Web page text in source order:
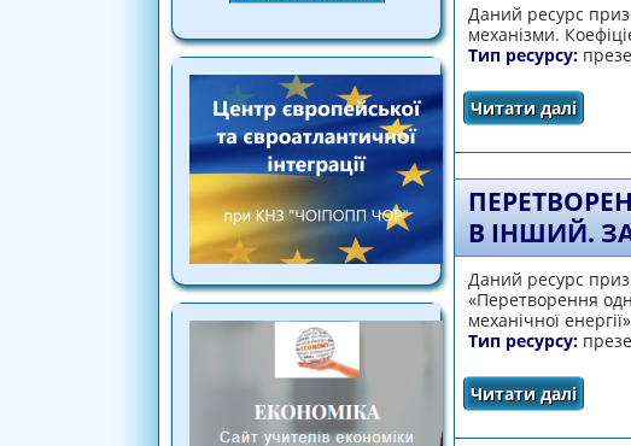
Даний ресурс
механізми.
Тип ресурсу:
Читати даліпро
В ІНШИЙ.
Даний ресурс
«Перетворення
механічної енергії»
Тип ресурсу:
Читати даліпро